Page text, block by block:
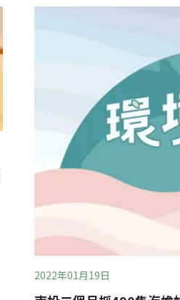
化，老鼠更容易覓食與繁殖
2022年01月19日